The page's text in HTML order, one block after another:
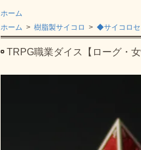
ホーム
ホーム > 樹脂製サイコロ > ◆サイコロセ
TRPG職業ダイス【ローグ・女